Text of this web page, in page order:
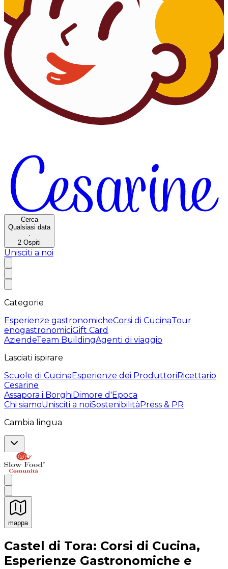
Cerca
Qualsiasi data
·
2 Ospiti
Unisciti a noi
Categorie
Esperienze gastronomicheCorsi di CucinaTour
enogastronomiciGift Card
AziendeTeam BuildingAgenti di viaggio
Lasciati ispirare
Scuole di CucinaEsperienze dei ProduttoriRicettario
Cesarine
Assapora i BorghiDimore d'Epoca
Chi siamoUnisciti a noiSostenibilitàPress & PR
Cambia lingua
mappa
Esperienze culinarie indimenticabili: Esperienze
Castel di Tora: Corsi di Cucina,
Esperienze Gastronomiche e